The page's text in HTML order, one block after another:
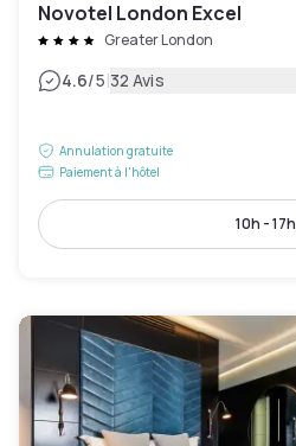
Novotel London Excel
Greater London
4.6/5|32 Avis
Annulation gratuite
Paiement à l'hôtel
10h - 17h